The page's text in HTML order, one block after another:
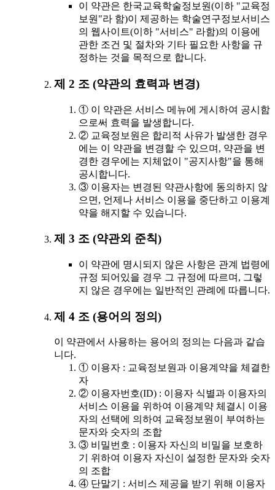
이 약관은 한국교육학술정보원(이하 "교육정
보원"라 함)이 제공하는 학술연구정보서비스
의 웹사이트(이하 "서비스" 라함)의 이용에
관한 조건 및 절차와 기타 필요한 사항을 규
정하는 것을 목적으로 합니다.
제 2 조 (약관의 효력과 변경)
① 이 약관은 서비스 메뉴에 게시하여 공시함
으로써 효력을 발생합니다.
② 교육정보원은 합리적 사유가 발생한 경우
에는 이 약관을 변경할 수 있으며, 약관을 변
경한 경우에는 지체없이 "공지사항"을 통해
공시합니다.
③ 이용자는 변경된 약관사항에 동의하지 않
으면, 언제나 서비스 이용을 중단하고 이용계
약을 해지할 수 있습니다.
제 3 조 (약관외 준칙)
이 약관에 명시되지 않은 사항은 관계 법령에
규정 되어있을 경우 그 규정에 따르며, 그렇
지 않은 경우에는 일반적인 관례에 따릅니다.
제 4 조 (용어의 정의)
이 약관에서 사용하는 용어의 정의는 다음과 같습
니다.
① 이용자 : 교육정보원과 이용계약을 체결한
자
② 이용자번호(ID) : 이용자 식별과 이용자의
서비스 이용을 위하여 이용계약 체결시 이용
자의 선택에 의하여 교육정보원이 부여하는
문자와 숫자의 조합
③ 비밀번호 : 이용자 자신의 비밀을 보호하
기 위하여 이용자 자신이 설정한 문자와 숫자
의 조합
④ 단말기 : 서비스 제공을 받기 위해 이용자